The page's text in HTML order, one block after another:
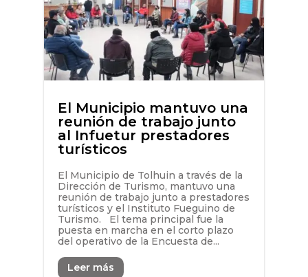
El Municipio mantuvo una
reunión de trabajo junto
al Infuetur prestadores
turísticos
El Municipio de Tolhuin a través de la
Dirección de Turismo, mantuvo una
reunión de trabajo junto a prestadores
turísticos y el Instituto Fueguino de
Turismo. El tema principal fue la
puesta en marcha en el corto plazo
del operativo de la Encuesta de...
Leer más